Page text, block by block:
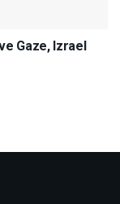
Gaze, Izrael